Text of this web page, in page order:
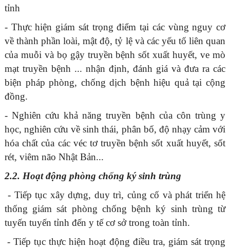
tỉnh
- Thực hiện giám sát trọng điểm tại các vùng nguy cơ
về thành phần loài, mật độ, tỷ lệ và các yếu tố liên quan
của muỗi và bọ gậy truyền bệnh sốt xuất huyết, ve mò
mạt truyền bệnh ... nhận định, đánh giá và đưa ra các
biện pháp phòng, chống dịch bệnh hiệu quả tại cộng
đồng.
- Nghiên cứu khả năng truyền bệnh của côn trùng y
học, nghiên cứu về sinh thái, phân bố, độ nhạy cảm với
hóa chất của các véc tơ truyền bệnh sốt xuất huyết, sốt
rét, viêm não Nhật Bản...
2.2. Hoạt động phòng chống ký sinh trùng
- Tiếp tục xây dựng, duy trì, củng cố và phát triển hệ
thống giám sát phòng chống bệnh ký sinh trùng từ
tuyến tuyến tỉnh đến y tế cơ sở trong toàn tỉnh.
- Tiếp tục thực hiện hoạt động điều tra, giám sát trọng